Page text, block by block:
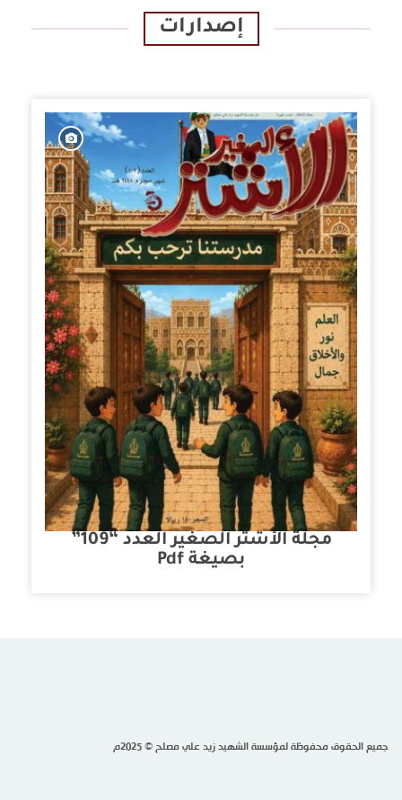
إصدارات
مجلة الأشتر الصغير العدد “109”
بصيغة Pdf
جميع الحقوق محفوظة لمؤسسة الشهيد زيد علي مصلح © 2025م